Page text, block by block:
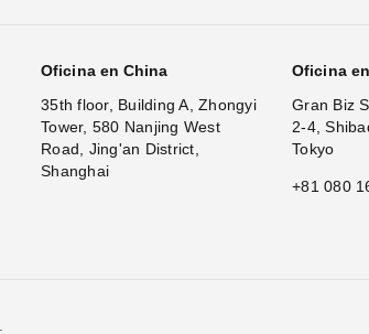
Oficina en China
35th floor, Building A, Zhongyi
Tower, 580 Nanjing West
Road, Jing'an District,
Shanghai
Oficina
Gran Biz
2-4,
Tokyo
+81 080